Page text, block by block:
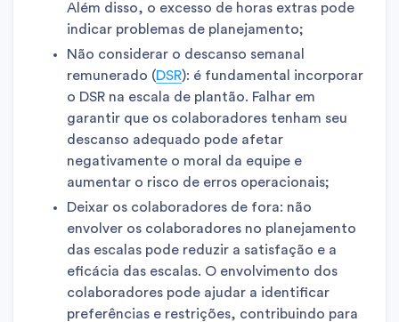
Além disso, o excesso de horas extras pode
indicar problemas de planejamento;
Não considerar o descanso semanal
remunerado (DSR): é fundamental incorporar
o DSR na escala de plantão. Falhar em
garantir que os colaboradores tenham seu
descanso adequado pode afetar
negativamente o moral da equipe e
aumentar o risco de erros operacionais;
Deixar os colaboradores de fora: não
envolver os colaboradores no planejamento
das escalas pode reduzir a satisfação e a
eficácia das escalas. O envolvimento dos
colaboradores pode ajudar a identificar
preferências e restrições, contribuindo para